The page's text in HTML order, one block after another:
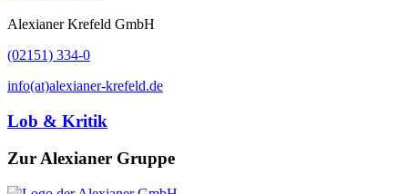
Alexianer Krefeld GmbH
(02151) 334-0
info(at)alexianer-krefeld.de
Lob & Kritik
Zur Alexianer Gruppe